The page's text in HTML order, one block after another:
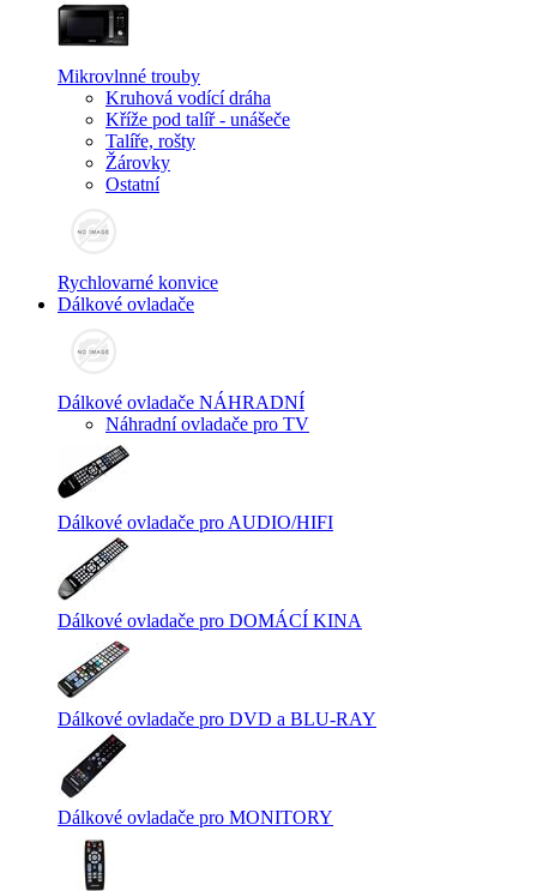
Mikrovlnné trouby
Kruhová vodící dráha
Kříže pod talíř - unášeče
Talíře, rošty
Žárovky
Ostatní
Rychlovarné konvice
Dálkové ovladače
Dálkové ovladače NÁHRADNÍ
Náhradní ovladače pro TV
Dálkové ovladače pro AUDIO/HIFI
Dálkové ovladače pro DOMÁCÍ KINA
Dálkové ovladače pro DVD a BLU-RAY
Dálkové ovladače pro MONITORY